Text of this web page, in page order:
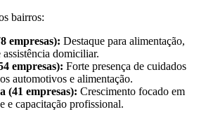
bairros:
empresas): Destaque para alimentação,
domiciliar.
empresas): Forte presença de cuidados
automotivos e alimentação.
(41 empresas): Crescimento focado em
e capacitação profissional.